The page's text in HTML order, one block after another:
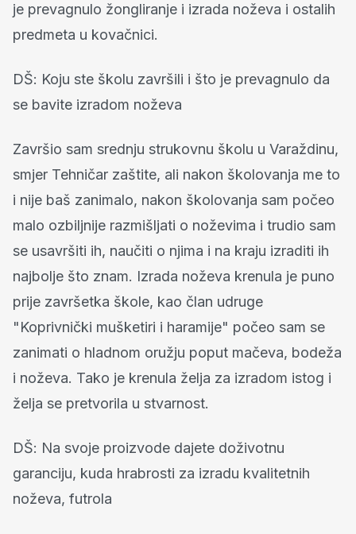
je prevagnulo žongliranje i izrada noževa i ostalih
predmeta u kovačnici.
DŠ: Koju ste školu završili i što je prevagnulo da
se bavite izradom noževa
Završio sam srednju strukovnu školu u Varaždinu,
smjer Tehničar zaštite, ali nakon školovanja me to
i nije baš zanimalo, nakon školovanja sam počeo
malo ozbiljnije razmišljati o noževima i trudio sam
se usavršiti ih, naučiti o njima i na kraju izraditi ih
najbolje što znam. Izrada noževa krenula je puno
prije završetka škole, kao član udruge
"Koprivnički mušketiri i haramije" počeo sam se
zanimati o hladnom oružju poput mačeva, bodeža
i noževa. Tako je krenula želja za izradom istog i
želja se pretvorila u stvarnost.
DŠ: Na svoje proizvode dajete doživotnu
garanciju, kuda hrabrosti za izradu kvalitetnih
noževa, futrola